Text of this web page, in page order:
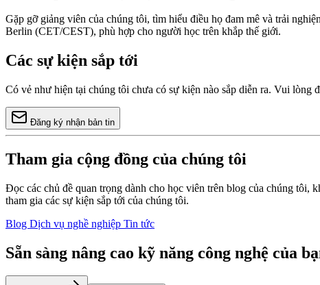
Gặp gỡ giảng viên của chúng tôi, tìm hiểu điều họ đam mê và trải
Berlin (CET/CEST), phù hợp cho người học trên khắp thế giới.
Các sự kiện sắp tới
Có vẻ như hiện tại chúng tôi chưa có sự kiện nào sắp diễn ra. Vui
Đăng ký nhận bản tin
Tham gia cộng đồng của chúng tôi
Đọc các chủ đề quan trọng dành cho học viên trên blog của chúng tôi,
tham gia các sự kiện sắp tới của chúng tôi.
Blog Dịch vụ nghề nghiệp Tin tức
Sẵn sàng nâng cao kỹ năng công nghệ của